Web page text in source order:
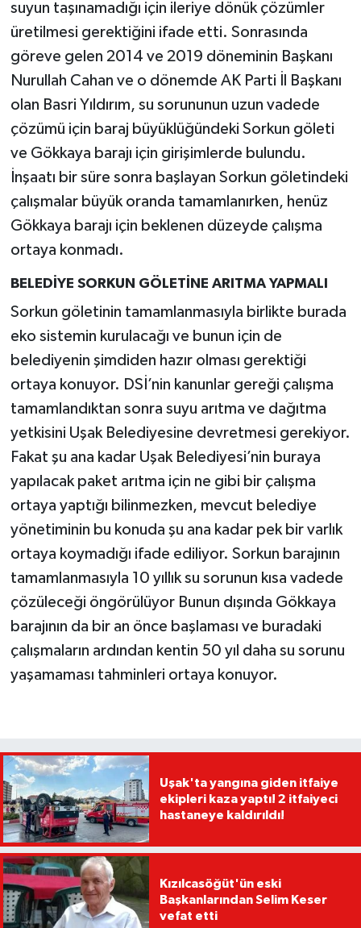
suyun taşınamadığı için ileriye dönük çözümler
üretilmesi gerektiğini ifade etti. Sonrasında
göreve gelen 2014 ve 2019 döneminin Başkanı
Nurullah Cahan ve o dönemde AK Parti İl Başkanı
olan Basri Yıldırım, su sorununun uzun vadede
çözümü için baraj büyüklüğündeki Sorkun göleti
ve Gökkaya barajı için girişimlerde bulundu.
İnşaatı bir süre sonra başlayan Sorkun göletindeki
çalışmalar büyük oranda tamamlanırken, henüz
Gökkaya barajı için beklenen düzeyde çalışma
ortaya konmadı.
BELEDİYE SORKUN GÖLETİNE ARITMA YAPMALI
Sorkun göletinin tamamlanmasıyla birlikte burada
eko sistemin kurulacağı ve bunun için de
belediyenin şimdiden hazır olması gerektiği
ortaya konuyor. DSİ’nin kanunlar gereği çalışma
tamamlandıktan sonra suyu arıtma ve dağıtma
yetkisini Uşak Belediyesine devretmesi gerekiyor.
Fakat şu ana kadar Uşak Belediyesi’nin buraya
yapılacak paket arıtma için ne gibi bir çalışma
ortaya yaptığı bilinmezken, mevcut belediye
yönetiminin bu konuda şu ana kadar pek bir varlık
ortaya koymadığı ifade ediliyor. Sorkun barajının
tamamlanmasıyla 10 yıllık su sorunun kısa vadede
çözüleceği öngörülüyor Bunun dışında Gökkaya
barajının da bir an önce başlaması ve buradaki
çalışmaların ardından kentin 50 yıl daha su sorunu
yaşamaması tahminleri ortaya konuyor.
Uşak'ta yangına giden itfaiye
ekipleri kaza yaptı! 2 itfaiyeci
hastaneye kaldırıldı!
Kızılcasöğüt'ün eski
Başkanlarından Selim Keser
vefat etti